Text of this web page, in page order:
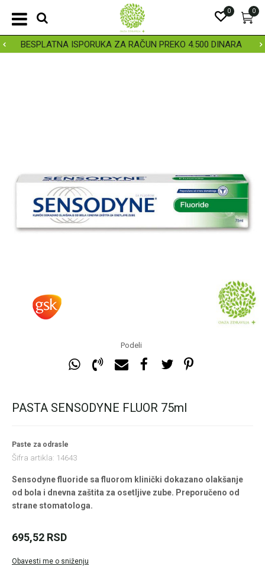
BESPLATNA ISPORUKA ZA RAČUN PREKO 4.500 DINARA
0
0
Podeli
PASTA SENSODYNE FLUOR 75ml
Paste za odrasle
Šifra artikla: 14643
Sensodyne fluoride sa fluorom klinički dokazano olakšanje
od bola i dnevna zaštita za osetljive zube. Preporučeno od
strane stomatologa.
695,52 RSD
Obavesti me o sniženju